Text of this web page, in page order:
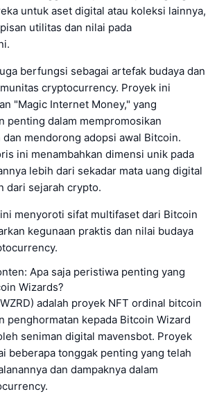
untuk aset digital atau koleksi lainnya,
utilitas dan nilai pada
berfungsi sebagai artefak budaya dan
cryptocurrency. Proyek ini
"Magic Internet Money," yang
penting dalam mempromosikan
mendorong adopsi awal Bitcoin.
ini menambahkan dimensi unik pada
lebih dari sekadar mata uang digital
dari sejarah crypto.
menyoroti sifat multifaset dari Bitcoin
kegunaan praktis dan nilai budaya
Apa saja peristiwa penting yang
Wizards?
adalah proyek NFT ordinal bitcoin
penghormatan kepada Bitcoin Wizard
seniman digital mavensbot. Proyek
beberapa tonggak penting yang telah
dan dampaknya dalam